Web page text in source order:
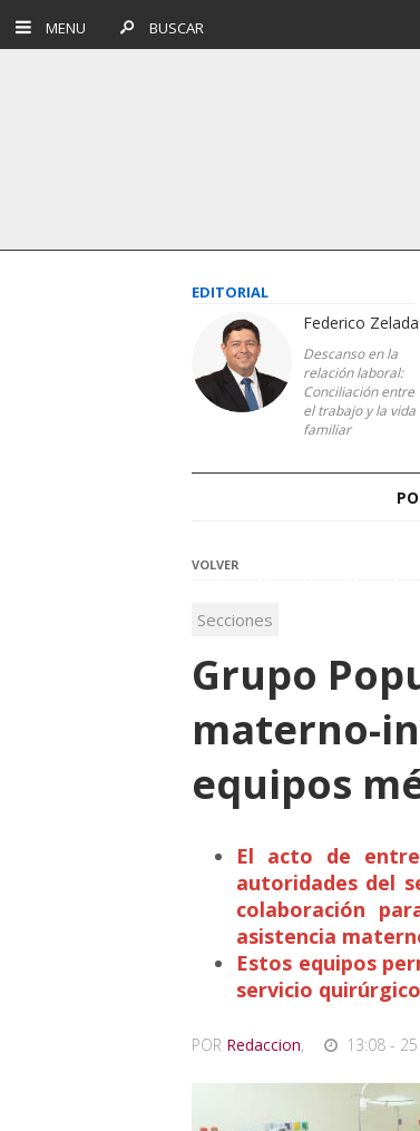
MENU BUSCAR
EDITORIAL
Federico Zelada
Descanso en la
relación laboral:
Conciliación entre
el trabajo y la vida
familiar
VOLVER
Secciones
Grupo
materno-
equipos
El acto de
autoridades del
colaboración
asistencia
Estos equipos
servicio
POR Redaccion, 13:08 -